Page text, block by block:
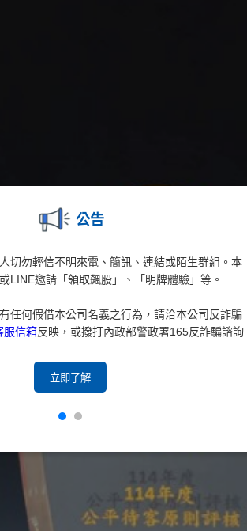
公告
切勿輕信不明來電、簡訊、連結或陌生群組。本
LINE邀請「領取飆股」、「明牌體驗」等。
任何假借本公司名義之行為，請洽本公司反詐騙
服信箱反映，或撥打內政部警政署165反詐騙諮詢
立即了解